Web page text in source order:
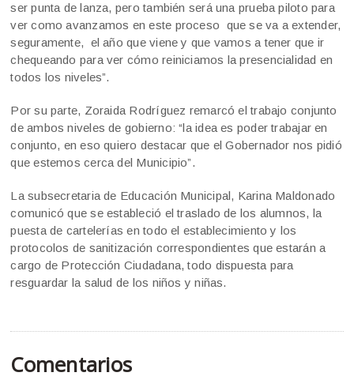
ser punta de lanza, pero también será una prueba piloto para
ver como avanzamos en este proceso que se va a extender,
seguramente, el año que viene y que vamos a tener que ir
chequeando para ver cómo reiniciamos la presencialidad en
todos los niveles”.
Por su parte, Zoraida Rodríguez remarcó el trabajo conjunto
de ambos niveles de gobierno: “la idea es poder trabajar en
conjunto, en eso quiero destacar que el Gobernador nos pidió
que estemos cerca del Municipio”.
La subsecretaria de Educación Municipal, Karina Maldonado
comunicó que se estableció el traslado de los alumnos, la
puesta de cartelerías en todo el establecimiento y los
protocolos de sanitización correspondientes que estarán a
cargo de Protección Ciudadana, todo dispuesta para
resguardar la salud de los niños y niñas.
Comentarios